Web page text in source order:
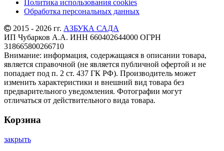
Политика использования cookies
Обработка персональных данных
2015 - 2026 гг. АЗБУКА САДА
ИП Чубарков А.А. ИНН 660402644000 ОГРН
318665800266710
Внимание: информация, содержащаяся в описании товара,
является справочной (не является публичной офертой и не
попадает под п. 2 ст. 437 ГК РФ). Производитель может
изменить характеристики и внешний вид товара без
предварительного уведомления. Фотографии могут
отличаться от действительного вида товара.
Корзина
закрыть